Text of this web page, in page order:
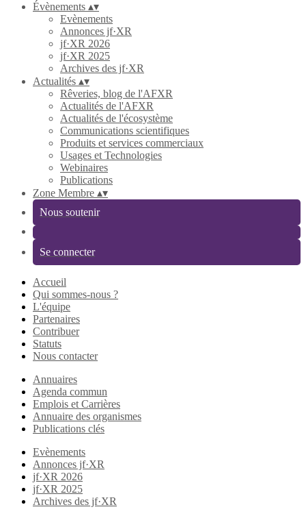
Évènements ▴▾
Evènements
Annonces jf·XR
jf·XR 2026
jf·XR 2025
Archives des jf·XR
Actualités ▴▾
Rêveries, blog de l'AFXR
Actualités de l'AFXR
Actualités de l'écosystème
Communications scientifiques
Produits et services commerciaux
Usages et Technologies
Webinaires
Publications
Zone Membre ▴▾
Nous soutenir
Se connecter
Accueil
Qui sommes-nous ?
L'équipe
Partenaires
Contribuer
Statuts
Nous contacter
Annuaires
Agenda commun
Emplois et Carrières
Annuaire des organismes
Publications clés
Evènements
Annonces jf·XR
jf·XR 2026
jf·XR 2025
Archives des jf·XR